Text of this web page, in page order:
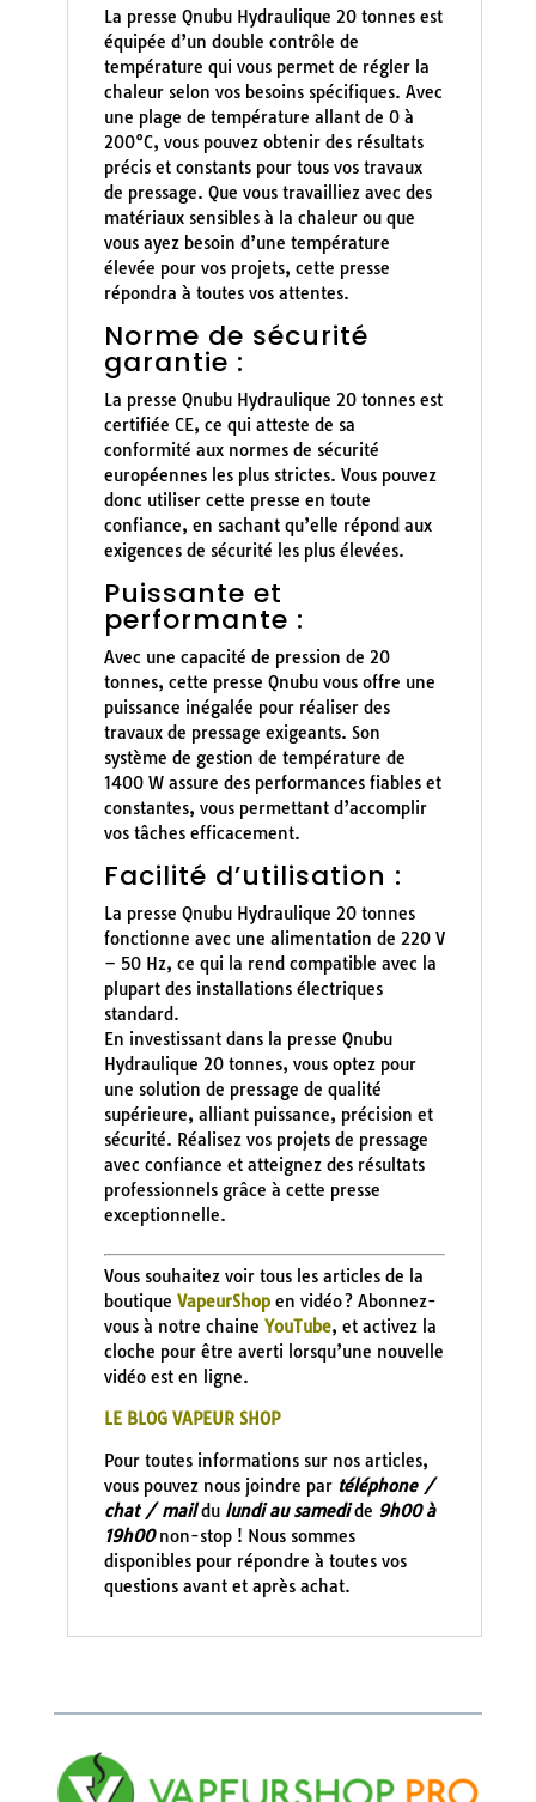
La presse Qnubu Hydraulique 20 tonnes est
équipée d’un double contrôle de
température qui vous permet de régler la
chaleur selon vos besoins spécifiques. Avec
une plage de température allant de 0 à
200°C, vous pouvez obtenir des résultats
précis et constants pour tous vos travaux
de pressage. Que vous travailliez avec des
matériaux sensibles à la chaleur ou que
vous ayez besoin d’une température
élevée pour vos projets, cette presse
répondra à toutes vos attentes.
Norme de sécurité
garantie :
La presse Qnubu Hydraulique 20 tonnes est
certifiée CE, ce qui atteste de sa
conformité aux normes de sécurité
européennes les plus strictes. Vous pouvez
donc utiliser cette presse en toute
confiance, en sachant qu’elle répond aux
exigences de sécurité les plus élevées.
Puissante et
performante :
Avec une capacité de pression de 20
tonnes, cette presse Qnubu vous offre une
puissance inégalée pour réaliser des
travaux de pressage exigeants. Son
système de gestion de température de
1400 W assure des performances fiables et
constantes, vous permettant d’accomplir
vos tâches efficacement.
Facilité d’utilisation :
La presse Qnubu Hydraulique 20 tonnes
fonctionne avec une alimentation de 220 V
– 50 Hz, ce qui la rend compatible avec la
plupart des installations électriques
standard.
En investissant dans la presse Qnubu
Hydraulique 20 tonnes, vous optez pour
une solution de pressage de qualité
supérieure, alliant puissance, précision et
sécurité. Réalisez vos projets de pressage
avec confiance et atteignez des résultats
professionnels grâce à cette presse
exceptionnelle.
Vous souhaitez voir tous les articles de la
boutique VapeurShopen vidéo ? Abonnez-
vous à notre chaine YouTube, et activez la
cloche pour être averti lorsqu’une nouvelle
vidéo est en ligne.
LE BLOG VAPEUR SHOP
Pour toutes informations sur nos articles,
vous pouvez nous joindre par téléphone /
chat / maildu lundi au samedide 9h00 à
19h00non-stop ! Nous sommes
disponibles pour répondre à toutes vos
questions avant et après achat.